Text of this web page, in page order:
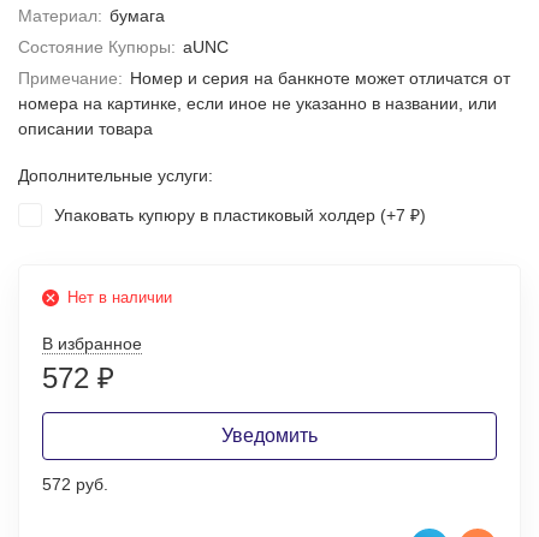
Материал: бумага
Состояние Купюры: aUNC
Примечание: Номер и серия на банкноте может отличатся от
номера на картинке, если иное не указанно в названии, или
описании товара
Дополнительные услуги:
Упаковать купюру в пластиковый холдер (+7 ₽)
Нет в наличии
В избранное
572 ₽
Уведомить
572 руб.